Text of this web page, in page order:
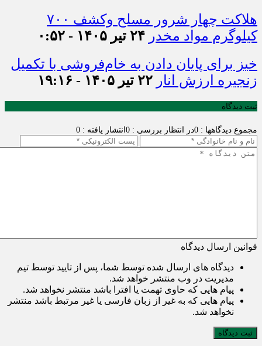
هلاکت چهار شرور مسلح وکشف ۷۰۰
کیلوگرم مواد مخدر ۲۴ تیر ۱۴۰۵ - ۰:۵۲
خیز برای پایان دادن به خام‌فروشی با تکمیل
زنجیره ارزش انار ۲۲ تیر ۱۴۰۵ - ۱۹:۱۶
ثبت دیدگاه
مجموع دیدگاهها : 0 در انتظار بررسی : 0 انتشار یافته : 0
قوانین ارسال دیدگاه
دیدگاه های ارسال شده توسط شما، پس از تایید توسط تیم
مدیریت در وب منتشر خواهد شد.
پیام هایی که حاوی تهمت یا افترا باشد منتشر نخواهد شد.
پیام هایی که به غیر از زبان فارسی یا غیر مرتبط باشد منتشر
نخواهد شد.
ثبت دیدگاه